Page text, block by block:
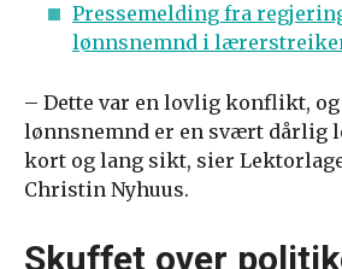
Pressemelding fra
lønnsnemnd i
– Dette var en lovlig konflikt,
lønnsnemnd er en svært dårlig
kort og lang sikt, sier
Christin Nyhuus.
Skuffet over